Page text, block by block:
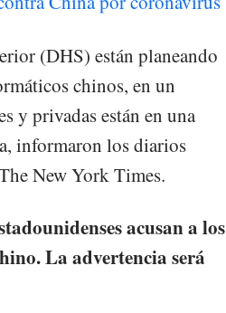
(DHS) están planeando
chinos, en un
y privadas están en una
informaron los diarios
New York Times.
acusan a los
La advertencia será